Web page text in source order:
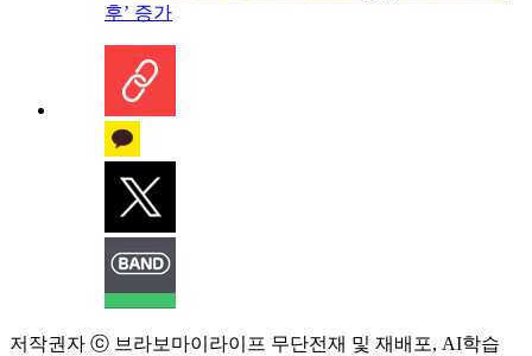
후’ 증가
저작권자 ⓒ 브라보마이라이프 무단전재 및 재배포, AI학습